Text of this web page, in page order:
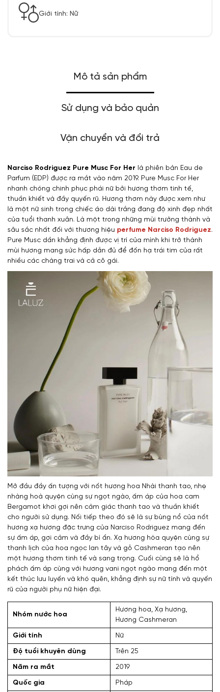
Giới tính: Nữ
Mô tả sản phẩm
Sử dụng và bảo quản
Vận chuyển và đổi trả
Narciso Rodriguez Pure Musc For Her là phiên bản Eau de
Parfum (EDP) được ra mắt vào năm 2019. Pure Musc For Her
nhanh chóng chinh phục phái nữ bởi hương thơm tinh tế,
thuần khiết và đầy quyến rũ. Hương thơm này được xem như
là một nữ sinh trong chiếc áo dài trắng đang độ xinh đẹp nhất
của tuổi thanh xuân. Là một trong những mùi trưởng thành và
sâu sắc nhất đối với thương hiệu perfume Narciso Rodriguez.
Pure Musc dần khẳng định được vị trí của mình khi trở thành
mùi hương mang sức hấp dẫn đủ để đốn hạ trái tim của rất
nhiều các chàng trai và cả cô gái.
Mở đầu đầy ấn tượng với nốt hương hoa Nhài thanh tao, nhẹ
nhàng hoà quyện cùng sự ngọt ngào, ấm áp của hoa cam
Bergamot khơi gợi nên cảm giác thanh tao và thuần khiết
cho người sử dụng. Nối tiếp theo đó sẽ là sự bùng nổ của nốt
hương xạ hương đặc trưng của Narciso Rodriguez mang đến
sự ấm áp, gợi cảm và đầy bí ẩn. Xạ hương hòa quyện cùng sự
thanh lịch của hoa ngọc lan tây và gỗ Cashmeran tạo nên
một hương thơm tinh tế và sang trọng. Cuối cùng sẽ là hổ
phách ấm áp cùng với hương vani ngọt ngào mang đến một
kết thúc lưu luyến và khó quên, khẳng định sự nữ tính và quyến
rũ của người phụ nữ hiện đại.
Nhóm nước hoa
Hương hoa, Xạ hương,
Hương Cashmeran
Giới tính Nữ
Độ tuổi khuyên dùng Trên 25
Năm ra mắt 2019
Quốc gia Pháp